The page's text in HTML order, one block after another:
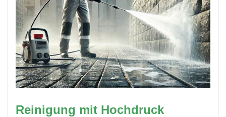
Reinigung mit Hochdruck